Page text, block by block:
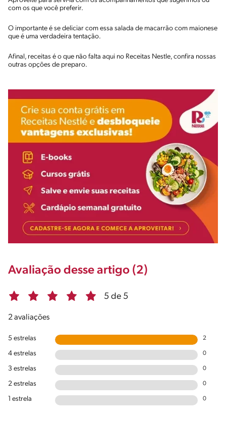
com os que você preferir.
O importante é se deliciar com essa salada de macarrão com maionese
que é uma verdadeira tentação.
Afinal, receitas é o que não falta aqui no Receitas Nestle, confira nossas
outras opções de preparo.
Avaliação desse artigo (2)
5 de 5
2 avaliações
5 estrelas 2
4 estrelas 0
3 estrelas 0
2 estrelas 0
1 estrela 0